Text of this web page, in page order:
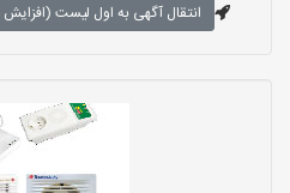
انتقال آگهی به اول لیست (افزایش